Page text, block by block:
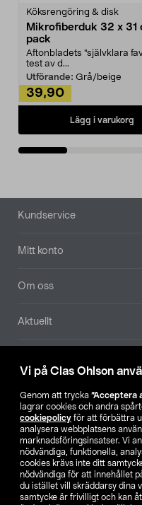
Vi på Clas Ohlson
Genom att trycka ”Acceptera
lagrar cookies och andra
cookiepolicy för att förbättra
analysera webbplatsens
marknadsföringsinsatser. Vi
nödvändiga, funktionella,
cookies krävs inte ditt
nödvändiga för att innehållet
du istället vill skräddarsy dina
samtycke är frivilligt och kan
Köksrengöring & disk
Mikrofiberduk 32 x 31
pack
Aftonbladets "självklara
test av d...
Utförande: Grå/beige
39,90
Lägg i varukorg
Sidfot
Kundservice
Mitt konto
Om oss
Aktuellt
SE